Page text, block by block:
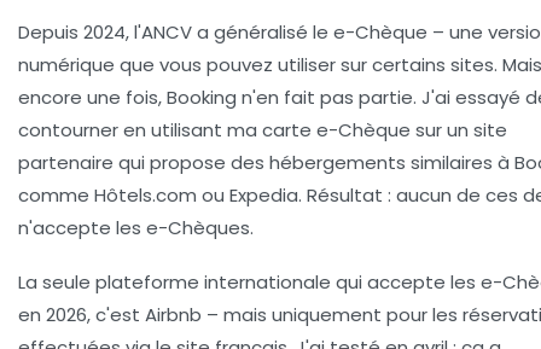
Depuis 2024, l'ANCV a généralisé le e-Chèque – une
numérique que vous pouvez utiliser sur certains sites. Mais
encore une fois, Booking n'en fait pas partie. J'ai essayé
contourner en utilisant ma carte e-Chèque sur un site
partenaire qui propose des hébergements similaires à
comme Hôtels.com ou Expedia. Résultat : aucun de ces
n'accepte les e-Chèques.
La seule plateforme internationale qui accepte les e-
en 2026, c'est Airbnb – mais uniquement pour les